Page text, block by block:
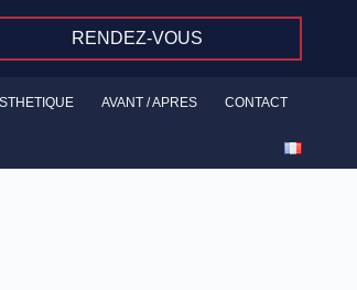
RENDEZ-VOUS
AVANT / APRES CONTACT